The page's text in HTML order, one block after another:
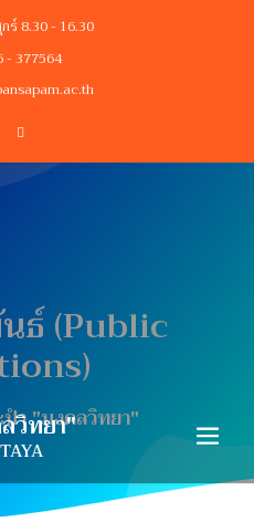
ร์ 8.30 - 16.30
- 377564
วิทยา"
ธ์(public
ำ "มงคลวิทยา"